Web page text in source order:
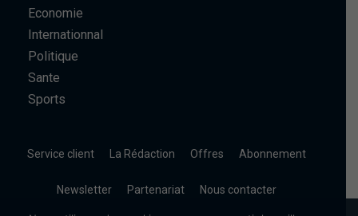
Economie
Internationnal
Politique
Sante
Sports
Service client La Rédaction Offres Abonnement
Newsletter Partenariat Nous contacter